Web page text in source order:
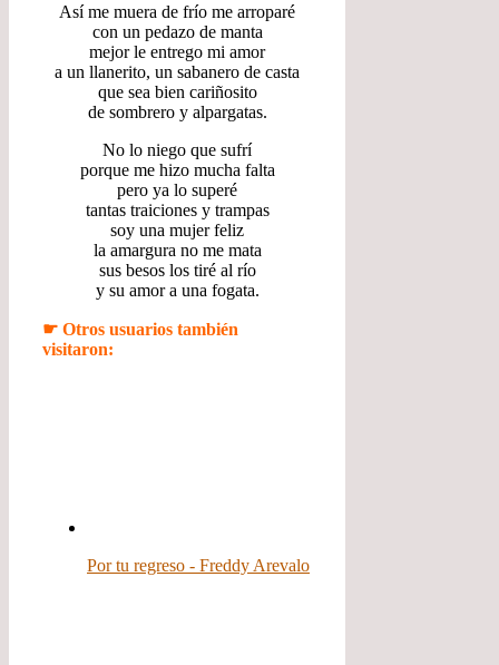
Así me muera de frío me arroparé
con un pedazo de manta
mejor le entrego mi amor
a un llanerito, un sabanero de casta
que sea bien cariñosito
de sombrero y alpargatas.
No lo niego que sufrí
porque me hizo mucha falta
pero ya lo superé
tantas traiciones y trampas
soy una mujer feliz
la amargura no me mata
sus besos los tiré al río
y su amor a una fogata.
☛ Otros usuarios también
visitaron:
Por tu regreso - Freddy Arevalo